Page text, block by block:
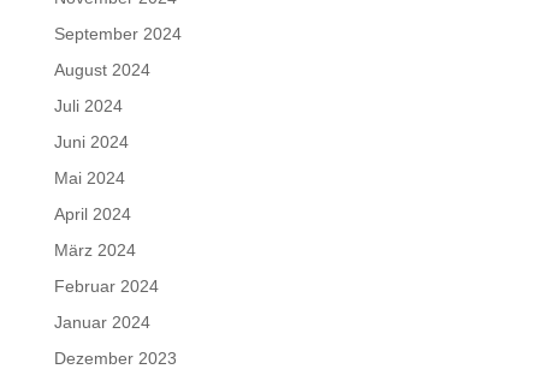
September 2024
August 2024
Juli 2024
Juni 2024
Mai 2024
April 2024
März 2024
Februar 2024
Januar 2024
Dezember 2023